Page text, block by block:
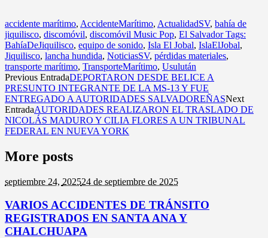
accidente marítimo, AccidenteMarítimo, ActualidadSV, bahía de
jiquilisco, discomóvil, discomóvil Music Pop, El Salvador Tags:
BahíaDeJiquilisco, equipo de sonido, Isla El Jobal, IslaElJobal,
Jiquilisco, lancha hundida, NoticiasSV, pérdidas materiales,
transporte marítimo, TransporteMarítimo, Usulután
Previous EntradaDEPORTARON DESDE BELICE A
PRESUNTO INTEGRANTE DE LA MS-13 Y FUE
ENTREGADO A AUTORIDADES SALVADOREÑASNext
EntradaAUTORIDADES REALIZARON EL TRASLADO DE
NICOLÁS MADURO Y CILIA FLORES A UN TRIBUNAL
FEDERAL EN NUEVA YORK
More posts
septiembre 24, 202524 de septiembre de 2025
VARIOS ACCIDENTES DE TRÁNSITO
REGISTRADOS EN SANTA ANA Y
CHALCHUAPA